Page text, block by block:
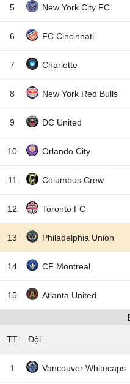
5 New York City FC
6 FC Cincinnati
7 Charlotte
8 New York Red Bulls
9 DC United
10 Orlando City
11 Columbus Crew
12 Toronto FC
13 Philadelphia Union
14 CF Montreal
15 Atlanta United
TT Đội
1 Vancouver Whitecaps